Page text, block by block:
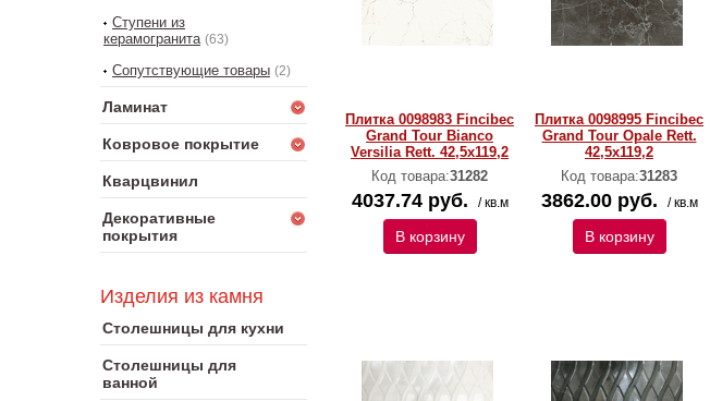
Ступени из
керамогранита (63)
Сопутствующие товары (2)
Ламинат
Ковровое покрытие
Кварцвинил
Декоративные
покрытия
Изделия из камня
Столешницы для кухни
Столешницы для
ванной
Плитка 0098983 Fincibec
Grand Tour Bianco
Versilia Rett. 42,5x119,2
Код товара:31282
4037.74 руб. / кв.м
В корзину
Плитка 0098995 Fincibec
Grand Tour Opale Rett.
42,5x119,2
Код товара:31283
3862.00 руб. / кв.м
В корзину